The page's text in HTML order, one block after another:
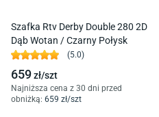
Szafka Rtv Derby Double 280 2D
Dąb Wotan / Czarny Połysk
(5.0)
659zł/szt
Najniższa cena z 30 dni przed
obniżką: 659 zł/szt